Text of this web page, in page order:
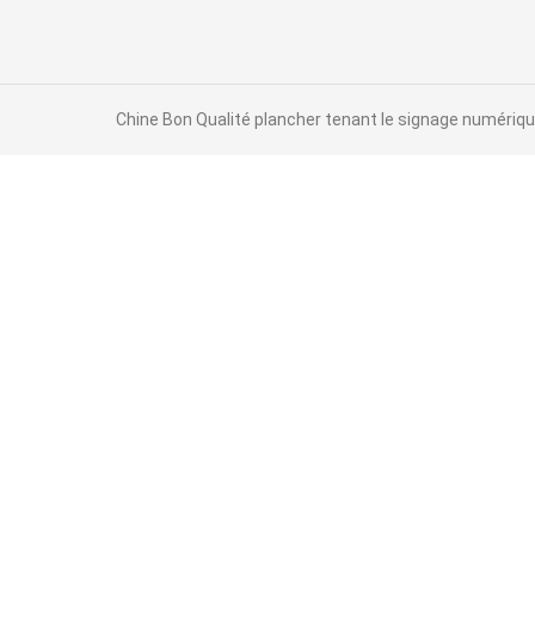
Chine Bon Qualité plancher tenant le signage